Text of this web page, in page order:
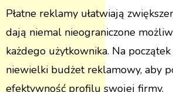
Płatne reklamy ułatwiają
dają niemal nieograniczone
każdego użytkownika. Na
niewielki budżet reklamowy, aby
efektywność profilu swojej firmy.